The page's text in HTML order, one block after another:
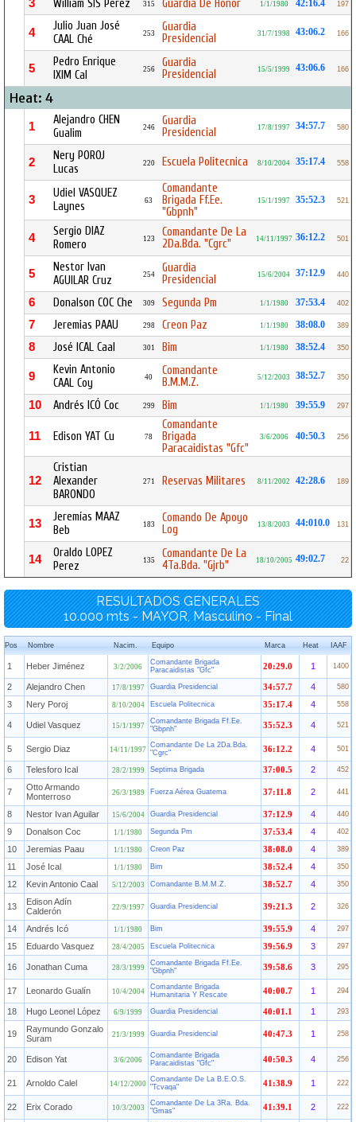
3 William SIS Pérez 315 Guardia De Honor 1/1/1980 42:16.4 197
4
Julio Juan José
CAAL Ché
253
Guardia
Presidencial
31/7/1998 43:06.2 166
5
Pedro Enrique
IXIM Cal
256
Guardia
Presidencial
15/5/1999 43:06.6 166
Heat: 4
1
Alejandro CHEN
Gualim
246
Guardia
Presidencial
17/8/1997 34:57.7 580
2
Nery POROJ
Lucas
220 Escuela Politecnica 8/10/2004 35:17.4 558
3
Udiel VASQUEZ
Laynes
63
Comandante
Brigada Ff.Ee.
"Gbpnh"
15/1/1997 35:52.3 521
4
Sergio DIAZ
Romero
123
Comandante De La
2Da.Bda. "Cgrc"
14/11/1997 36:12.2 501
5
Nestor Ivan
AGUILAR Cruz
254
Guardia
Presidencial
15/6/2004 37:12.9 440
6 Donalson COC Che 309 Segunda Pm 1/1/1980 37:53.4 402
7 Jeremias PAAU 298 Creon Paz 1/1/1980 38:08.0 389
8 José ICAL Caal 301 Bim 1/1/1980 38:52.4 350
9
Kevin Antonio
CAAL Coy
40
Comandante
B.M.M.Z.
5/12/2003 38:52.7 350
10 Andrés ICÓ Coc 299 Bim 1/1/1980 39:55.9 297
11 Edison YAT Cu 78
Comandante
Brigada
Paracaidistas "Gfc"
3/6/2006 40:50.3 256
12
Cristian
Alexander
BARONDO
271 Reservas Militares 8/11/2002 42:28.6 189
13
Jeremías MAAZ
Beb
183
Comando De Apoyo
Log
13/8/2003 44:010.0 131
14
Oraldo LOPEZ
Perez
135
Comandante De La
4Ta.Bda. "Gjrb"
18/10/2005 49:02.7 22
RESULTADOS GENERALES
10.000 mts - MAYOR, Masculino - Final
Pos Nombre Nacim. Equipo Marca Heat IAAF
1 Heber Jiménez 3/2/2006
Comandante Brigada
Paracaidistas "Gfc"
20:29.0 1 1400
2 Alejandro Chen 17/8/1997 Guardia Presidencial 34:57.7 4 580
3 Nery Poroj 8/10/2004 Escuela Politecnica 35:17.4 4 558
4 Udiel Vasquez 15/1/1997
Comandante Brigada Ff.Ee.
"Gbpnh"
35:52.3 4 521
5 Sergio Diaz 14/11/1997
Comandante De La 2Da.Bda.
"Cgrc"
36:12.2 4 501
6 Telesforo Ical 28/2/1999 Septima Brigada 37:00.5 2 452
7
Otto Armando
Monterroso
26/3/1989 Fuerza Aérea Guatema 37:11.8 2 441
8 Nestor Ivan Aguilar 15/6/2004 Guardia Presidencial 37:12.9 4 440
9 Donalson Coc 1/1/1980 Segunda Pm 37:53.4 4 402
10 Jeremias Paau 1/1/1980 Creon Paz 38:08.0 4 389
11 José Ical 1/1/1980 Bim 38:52.4 4 350
12 Kevin Antonio Caal 5/12/2003 Comandante B.M.M.Z. 38:52.7 4 350
13
Edison Adín
Calderón
22/9/1997 Guardia Presidencial 39:21.3 2 326
14 Andrés Icó 1/1/1980 Bim 39:55.9 4 297
15 Eduardo Vasquez 28/4/2005 Escuela Politecnica 39:56.9 3 297
16 Jonathan Cuma 28/3/1999
Comandante Brigada Ff.Ee.
"Gbpnh"
39:58.6 3 295
17 Leonardo Gualín 10/4/2004
Comandante Brigada
Humanitaria Y Rescate
40:00.7 1 294
18 Hugo Leonel López 6/9/1999 Guardia Presidencial 40:01.1 1 293
19
Raymundo Gonzalo
Suram
21/3/1999 Guardia Presidencial 40:47.3 1 258
20 Edison Yat 3/6/2006
Comandante Brigada
Paracaidistas "Gfc"
40:50.3 4 256
21 Arnoldo Calel 14/12/2000
Comandante De La B.E.O.S.
"Tcvaqa"
41:38.9 1 222
22 Erix Corado 10/3/2003
Comandante De La 3Ra. Bda.
"Gmas"
41:39.1 2 222